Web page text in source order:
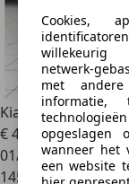
Cookies,
willekeurig
netwerk-
met
informatie,
opgeslagen
wanneer het
een website
Kia Picanto1.0
€ 4.950
01/2013
145.489 km